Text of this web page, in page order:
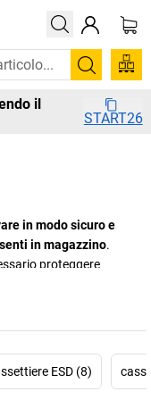
Cerca
il
START26
in modo sicuro e
in magazzino.
proteggere
dalle scariche
merci in magazzino e
ESD (8)